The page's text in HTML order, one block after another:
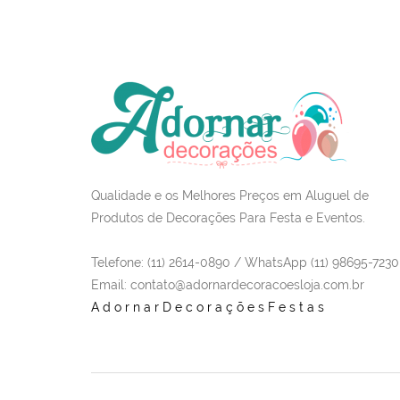
Qualidade e os Melhores Preços em Aluguel de
Produtos de Decorações Para Festa e Eventos.
Telefone: (11) 2614-0890 / WhatsApp (11) 98695-7230
Email : contato@adornardecoracoesloja.com.br
AdornarDecoraçõesFestas